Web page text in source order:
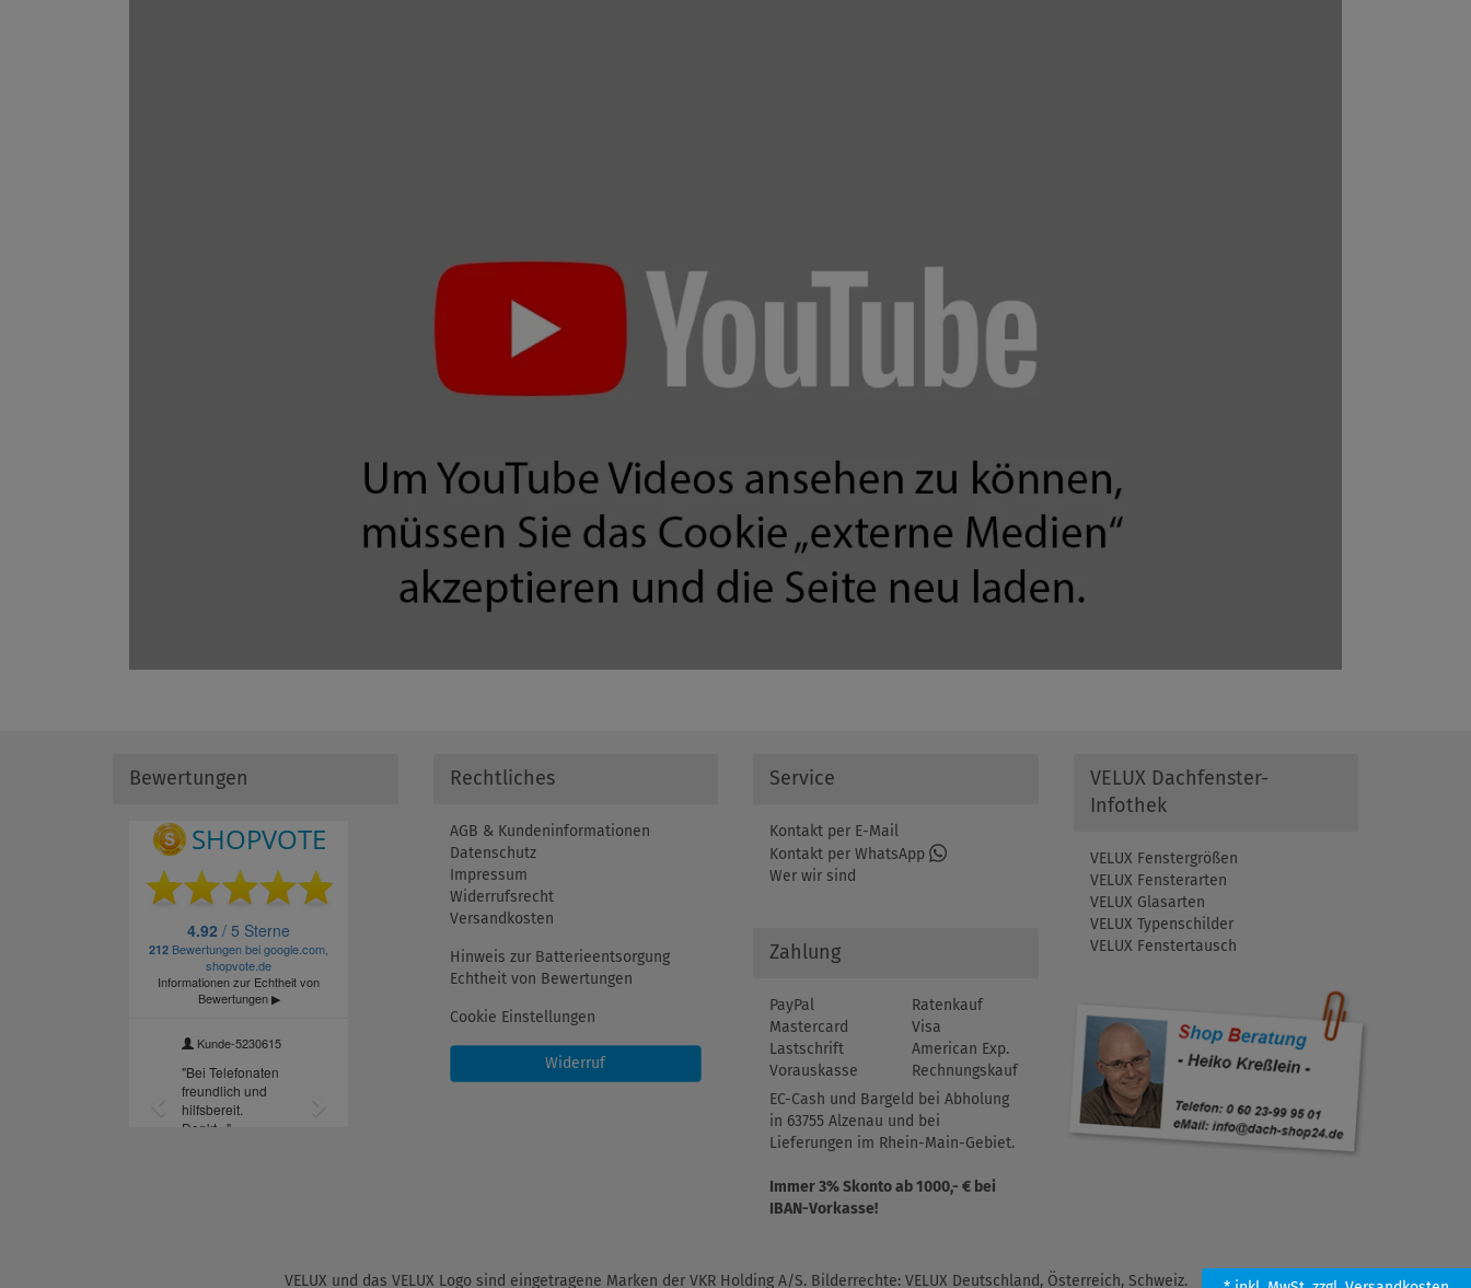
Bewertungen Rechtliches
AGB & Kundeninformationen
Datenschutz
Impressum
Widerrufsrecht
Versandkosten
Hinweis zur Batterieentsorgung
Echtheit von Bewertungen
Cookie Einstellungen
Widerruf
Service
Kontakt per E-Mail
Kontakt per WhatsApp
Wer wir sind
Zahlung
PayPal
Ratenkauf
Mastercard
Visa
Lastschrift
American Exp.
Vorauskasse
Rechnungskauf
EC-Cash und Bargeld bei Abholung
in 63755 Alzenau und bei
Lieferungen im Rhein-Main-Gebiet.
Immer 3% Skonto ab 1000,- € bei
IBAN-Vorkasse!
VELUX Dachfenster-
Infothek
VELUX Fenstergrößen
VELUX Fensterarten
VELUX Glasarten
VELUX Typenschilder
VELUX Fenstertausch
VELUX und das VELUX Logo sind eingetragene Marken der VKR Holding A/S. Bilderrechte: VELUX Deutschland, Österreich, Schweiz.